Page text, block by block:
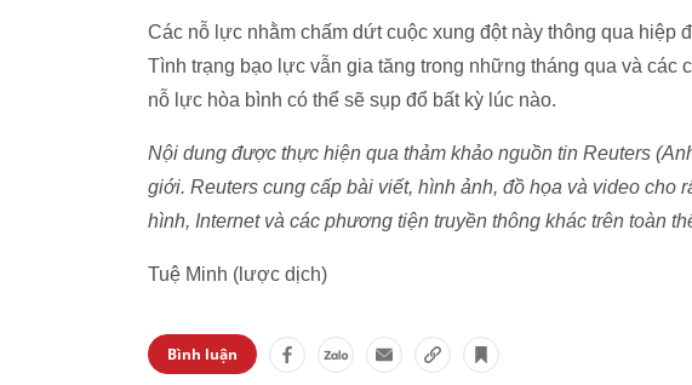
Các nỗ lực nhằm chấm dứt cuộc xung đột này thông qua hiệp
Tình trạng bạo lực vẫn gia tăng trong những tháng qua và
nỗ lực hòa bình có thể sẽ sụp đổ bất kỳ lúc nào.
Nội dung được thực hiện qua thảm khảo nguồn tin Reuters
giới. Reuters cung cấp bài viết, hình ảnh, đồ họa và video cho
hình, Internet và các phương tiện truyền thông khác trên toàn
Tuệ Minh (lược dịch)
Bình luận